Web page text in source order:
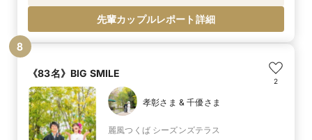
場
#春婚 #全面ガラス張りチャペル #自然に囲まれたチャペル #新緑
#
オリジナル結婚証明書先輩カップルレポート詳細
8
《83名》BIG SMILE
2
孝彰さま & 千優さま
麗風つくば シーズンズテラス